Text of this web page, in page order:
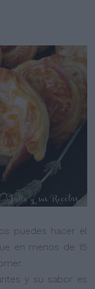
puedes hacer el
en menos de 15
y su sabor es